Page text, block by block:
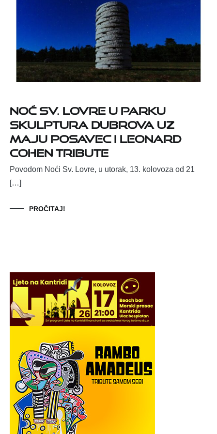
Noć sv. Lovre u Parku
skulptura Dubrova uz
Maju Posavec i Leonard
Cohen tribute
Povodom Noći Sv. Lovre, u utorak, 13. kolovoza od 21
[…]
PROČITAJ!